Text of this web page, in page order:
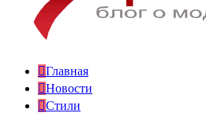
Главная
Новости
Стили